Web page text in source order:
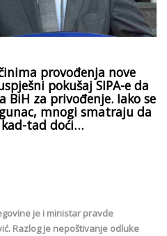
provođenja nove
pokušaj SIPA-e da
BiH za privođenje. Iako se
mnogi smatraju da
kad-tad doći…
je i ministar pravde
Razlog je nepoštivanje odluke